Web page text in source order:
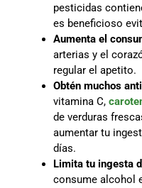
pesticidas
es beneficioso
Aumenta el
arterias y el
regular el apetito.
Obtén muchos
vitamina C,
de verduras
aumentar tu
días.
Limita tu ingesta
consume alcohol